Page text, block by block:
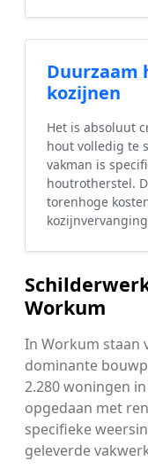
Duurzaam
kozijnen
Het is absoluut
hout volledig te
vakman is
houtrotherstel.
torenhoge
Workum
In Workum staan
dominante
2.280 woningen
opgedaan met
specifieke
geleverde